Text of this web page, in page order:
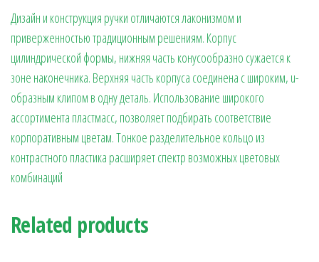
Дизайн и конструкция ручки отличаются лаконизмом и
приверженностью традиционным решениям. Корпус
цилиндрической формы, нижняя часть конусообразно сужается к
зоне наконечника. Верхняя часть корпуса соединена с широким, u-
образным клипом в одну деталь. Использование широкого
ассортимента пластмасс, позволяет подбирать соответствие
корпоративным цветам. Тонкое разделительное кольцо из
контрастного пластика расширяет спектр возможных цветовых
комбинаций
Related products